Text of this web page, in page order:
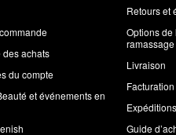
des achats
du compte
et événements en
Retours et
Options
ramassage
Livraison
Facturation
Guide